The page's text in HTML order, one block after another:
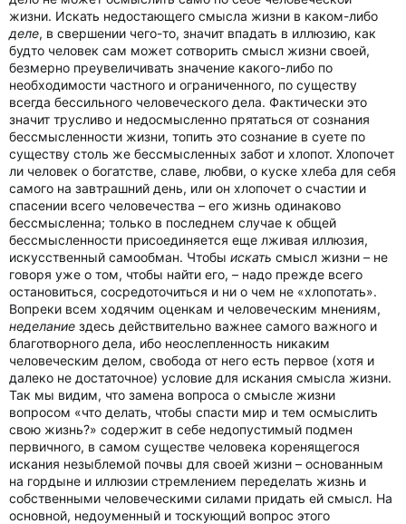
жизни. Искать недостающего смысла жизни в каком-либо
деле, в свершении чего-то, значит впадать в иллюзию, как
будто человек сам может сотворить смысл жизни своей,
безмерно преувеличивать значение какого-либо по
необходимости частного и ограниченного, по существу
всегда бессильного человеческого дела. Фактически это
значит трусливо и недосмысленно прятаться от сознания
бессмысленности жизни, топить это сознание в суете по
существу столь же бессмысленных забот и хлопот. Хлопочет
ли человек о богатстве, славе, любви, о куске хлеба для себя
самого на завтрашний день, или он хлопочет о счастии и
спасении всего человечества – его жизнь одинаково
бессмысленна; только в последнем случае к общей
бессмысленности присоединяется еще лживая иллюзия,
искусственный самообман. Чтобы искать смысл жизни – не
говоря уже о том, чтобы найти его, – надо прежде всего
остановиться, сосредоточиться и ни о чем не «хлопотать».
Вопреки всем ходячим оценкам и человеческим мнениям,
неделание здесь действительно важнее самого важного и
благотворного дела, ибо неослепленность никаким
человеческим делом, свобода от него есть первое (хотя и
далеко не достаточное) условие для искания смысла жизни.
Так мы видим, что замена вопроса о смысле жизни
вопросом «что делать, чтобы спасти мир и тем осмыслить
свою жизнь?» содержит в себе недопустимый подмен
первичного, в самом существе человека коренящегося
искания незыблемой почвы для своей жизни – основанным
на гордыне и иллюзии стремлением переделать жизнь и
собственными человеческими силами придать ей смысл. На
основной, недоуменный и тоскующий вопрос этого